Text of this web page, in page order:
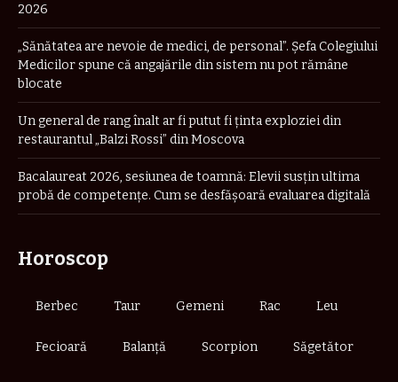
2026
„Sănătatea are nevoie de medici, de personal”. Șefa Colegiului
Medicilor spune că angajările din sistem nu pot rămâne
blocate
Un general de rang înalt ar fi putut fi ținta exploziei din
restaurantul „Balzi Rossi” din Moscova
Bacalaureat 2026, sesiunea de toamnă: Elevii susțin ultima
probă de competențe. Cum se desfășoară evaluarea digitală
Horoscop
Berbec Taur Gemeni Rac Leu
Fecioară Balanță Scorpion Săgetător